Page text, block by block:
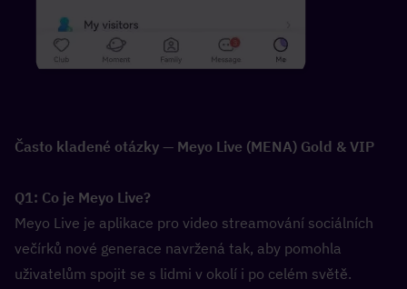
Často kladené otázky — Meyo Live (MENA) Gold & VIP
Q1: Co je Meyo Live?
Meyo Live je aplikace pro video streamování sociálních
večírků nové generace navržená tak, aby pomohla
uživatelům spojit se s lidmi v okolí i po celém světě.